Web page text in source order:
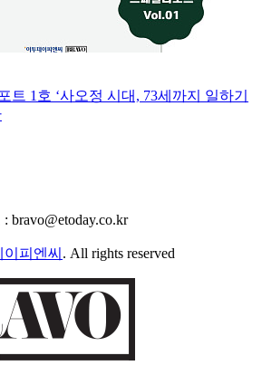
트 1호 ‘사오정 시대, 73세까지 일하기
bravo@etoday.co.kr
피엔씨 . All rights reserved